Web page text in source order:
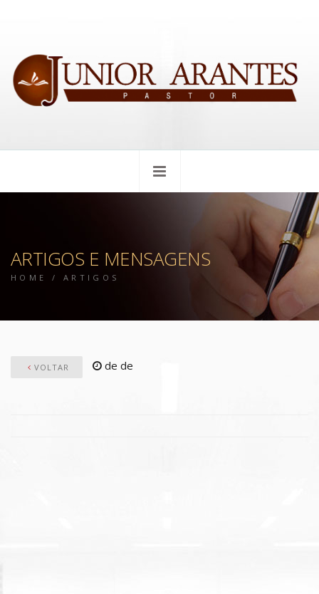
ARTIGOS E MENSAGENS
HOME / ARTIGOS
VOLTAR de de